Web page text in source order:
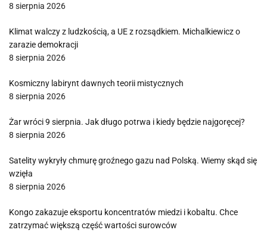
8 sierpnia 2026
Klimat walczy z ludzkością, a UE z rozsądkiem. Michalkiewicz o
zarazie demokracji
8 sierpnia 2026
Kosmiczny labirynt dawnych teorii mistycznych
8 sierpnia 2026
Żar wróci 9 sierpnia. Jak długo potrwa i kiedy będzie najgoręcej?
8 sierpnia 2026
Satelity wykryły chmurę groźnego gazu nad Polską. Wiemy skąd się
wzięła
8 sierpnia 2026
Kongo zakazuje eksportu koncentratów miedzi i kobaltu. Chce
zatrzymać większą część wartości surowców